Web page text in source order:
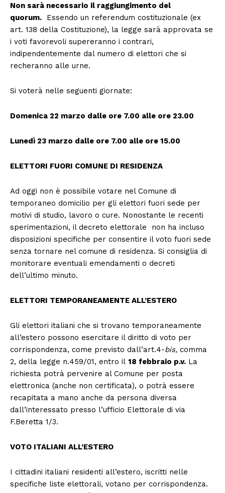
Non sarà necessario il raggiungimento del
quorum. Essendo un referendum costituzionale (ex
art. 138 della Costituzione), la legge sarà approvata se
i voti favorevoli supereranno i contrari,
indipendentemente dal numero di elettori che si
recheranno alle urne.
Si voterà nelle seguenti giornate:
Domenica 22 marzo dalle ore 7.00 alle ore 23.00
Lunedì 23 marzo dalle ore 7.00 alle ore 15.00
ELETTORI FUORI COMUNE DI RESIDENZA
Ad oggi non è possibile votare nel Comune di
temporaneo domicilio per gli elettori fuori sede per
motivi di studio, lavoro o cure. Nonostante le recenti
sperimentazioni, il decreto elettorale non ha incluso
disposizioni specifiche per consentire il voto fuori sede
senza tornare nel comune di residenza. Si consiglia di
monitorare eventuali emendamenti o decreti
dell’ultimo minuto.
ELETTORI TEMPORANEAMENTE ALL’ESTERO
Gli elettori italiani che si trovano temporaneamente
all’estero possono esercitare il diritto di voto per
corrispondenza, come previsto dall’art.4-bis, comma
2, della legge n.459/01, entro il 18 febbraio p.v. La
richiesta potrà pervenire al Comune per posta
elettronica (anche non certificata), o potrà essere
recapitata a mano anche da persona diversa
dall’interessato presso l’ufficio Elettorale di via
F.Beretta 1/3.
VOTO ITALIANI ALL’ESTERO
I cittadini italiani residenti all’estero, iscritti nelle
specifiche liste elettorali, votano per corrispondenza.